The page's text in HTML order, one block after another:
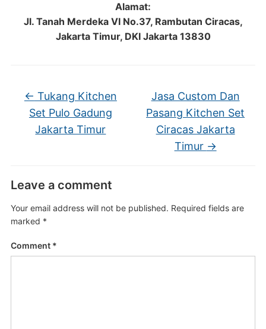
Alamat:
Jl. Tanah Merdeka VI No.37, Rambutan Ciracas,
Jakarta Timur, DKI Jakarta 13830
← Tukang Kitchen
Set Pulo Gadung
Jakarta Timur
Jasa Custom Dan
Pasang Kitchen Set
Ciracas Jakarta
Timur →
Leave a comment
Your email address will not be published. Required fields are
marked *
Comment *